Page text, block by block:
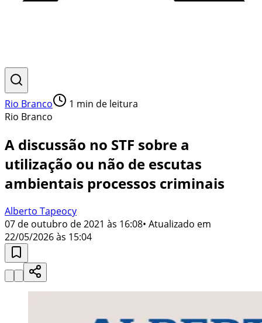
Rio Branco 1 min de leitura
Rio Branco
A discussão no STF sobre a
utilização ou não de escutas
ambientais processos criminais
Alberto Tapeocy
07 de outubro de 2021 às 16:08• Atualizado em
22/05/2026 às 15:04